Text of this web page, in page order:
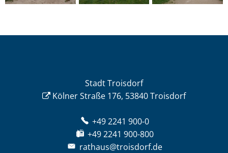
Stadt Troisdorf
Kölner Straße 176, 53840 Troisdorf
+49 2241 900-0
+49 2241 900-800
rathaus@troisdorf.de